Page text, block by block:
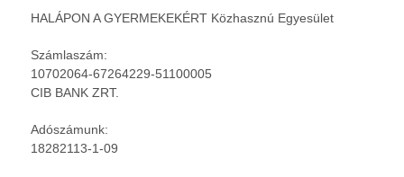
HALÁPON A GYERMEKEKÉRT Közhasznú Egyesület
Számlaszám:
10702064-67264229-51100005
CIB BANK ZRT.
Adószámunk:
18282113-1-09